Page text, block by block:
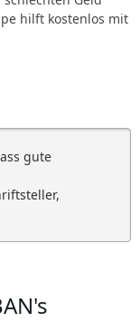
hilft kostenlos mit
gute